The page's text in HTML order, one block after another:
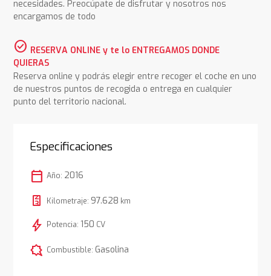
necesidades. Preocúpate de disfrutar y nosotros nos
encargamos de todo
check_circle RESERVA ONLINE y te lo ENTREGAMOS DONDE
QUIERAS
Reserva online y podrás elegir entre recoger el coche en uno
de nuestros puntos de recogida o entrega en cualquier
punto del territorio nacional.
Especificaciones
calendar_today Año: 2016
Kilometraje: 97.628 km
bolt Potencia: 150 CV
comic_bubble Combustible: Gasolina